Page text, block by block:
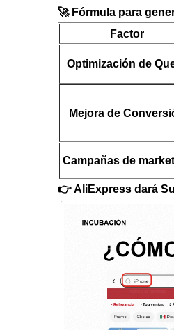
🚀 Fórmula para
Factor
Optimización de
Mejora de
Campañas de
👉AliExpress dará